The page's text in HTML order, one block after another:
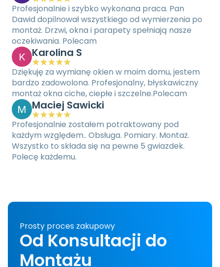
Profesjonalnie i szybko wykonana praca. Pan
Dawid dopilnował wszystkiego od wymierzenia po
montaż. Drzwi, okna i parapety spełniają nasze
oczekiwania. Polecam
K Karolina S
Dziękuję za wymianę okien w moim domu, jestem
bardzo zadowolona. Profesjonalny, błyskawiczny
montaż okna ciche, ciepłe i szczelne.Polecam
M Maciej Sawicki
Profesjonalnie zostałem potraktowany pod
każdym względem.. Obsługa. Pomiary. Montaż.
Wszystko to składa się na pewne 5 gwiazdek.
Polecę każdemu.
Prosty proces zakupowy
Od Konsultacji do
Montażu